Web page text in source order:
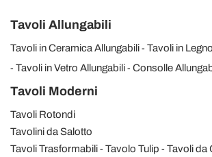
Tavoli Allungabili
Tavoli in Ceramica Allungabili
Tavoli in
Tavoli in Vetro Allungabili
Consolle
Tavoli Moderni
Tavoli Rotondi
Tavolini da Salotto
Tavoli Trasformabili
Tavolo Tulip Tavoli da